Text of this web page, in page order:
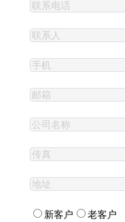
新客户 老客户